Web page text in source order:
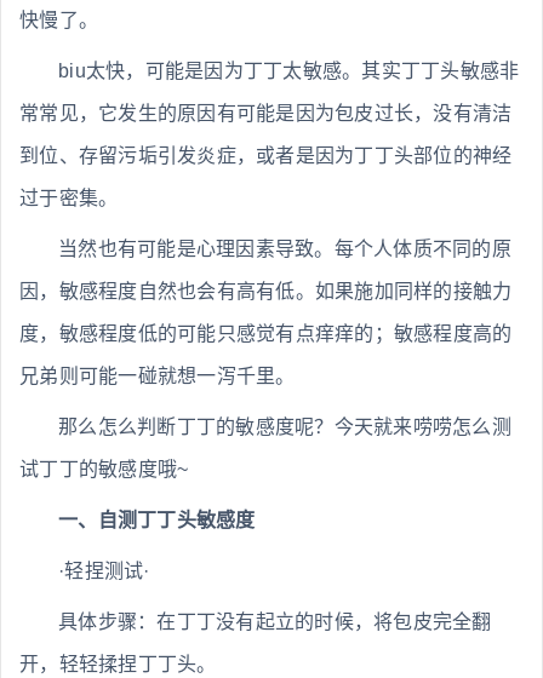
快慢了。
biu太快，可能是因为丁丁太敏感。其实丁丁头敏感非
常常见，它发生的原因有可能是因为包皮过长，没有清洁
到位、存留污垢引发炎症，或者是因为丁丁头部位的神经
过于密集。
当然也有可能是心理因素导致。每个人体质不同的原
因，敏感程度自然也会有高有低。如果施加同样的接触力
度，敏感程度低的可能只感觉有点痒痒的；敏感程度高的
兄弟则可能一碰就想一泻千里。
那么怎么判断丁丁的敏感度呢？今天就来唠唠怎么测
试丁丁的敏感度哦~
一、自测丁丁头敏感度
·轻捏测试·
具体步骤：在丁丁没有起立的时候，将包皮完全翻
开，轻轻揉捏丁丁头。